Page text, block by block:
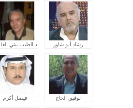
رشاد أبو شاور د.الطيب بيتي
توفيق الحاج فيصل أكرم